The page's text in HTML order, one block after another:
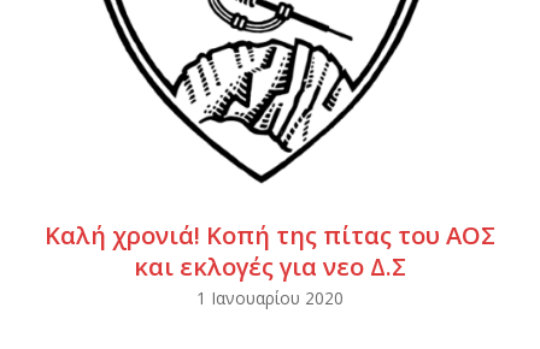
Καλή χρονιά! Κοπή της πίτας του ΑΟΣ
και εκλογές για νεο Δ.Σ
1 Ιανουαρίου 2020